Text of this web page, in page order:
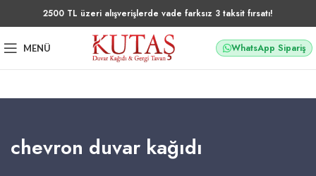
2500 TL üzeri alışverişlerde vade farksız 3 taksit fırsatı!
MENÜ WhatsApp Sipariş
chevron duvar kağıdı